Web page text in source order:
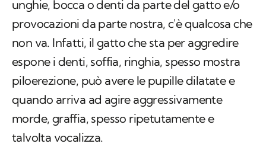
unghie, bocca o denti da parte del gatto e/o
provocazioni da parte nostra, c'è qualcosa che
non va. Infatti, il gatto che sta per aggredire
espone i denti, soffia, ringhia, spesso mostra
piloerezione, può avere le pupille dilatate e
quando arriva ad agire aggressivamente
morde, graffia, spesso ripetutamente e
talvolta vocalizza.